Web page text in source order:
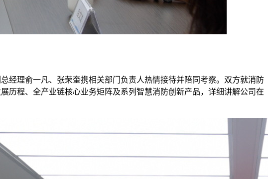
经理俞一凡、张荣奎携相关部门负责人热情接待并陪同考察。双方就消防
历程、全产业链核心业务矩阵及系列智慧消防创新产品，详细讲解公司在